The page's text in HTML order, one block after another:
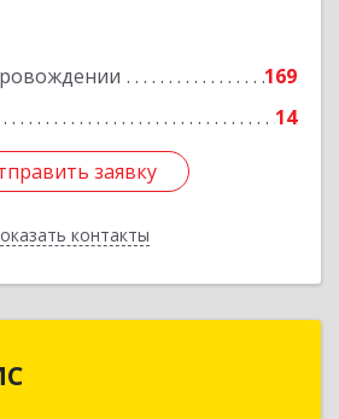
169
14
заявку
контакты
заявку
Назад